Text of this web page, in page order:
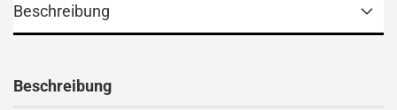
Beschreibung
Beschreibung